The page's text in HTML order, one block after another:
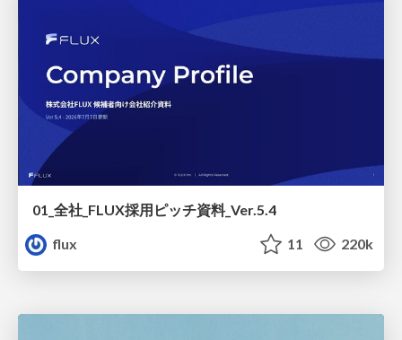
01_全社_FLUX採用ピッチ資料_Ver.5.4
flux
11 220k